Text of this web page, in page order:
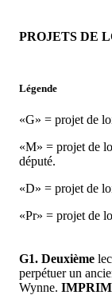
PROJETS DE
Légende
«G» = projet de
«M» = projet de
député.
«D» = projet de
«Pr» = projet de
G1. Deuxième
perpétuer un
Wynne.